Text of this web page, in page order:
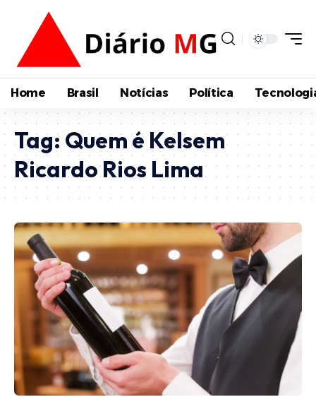
Home Brasil Notícias Política
Tag: Quem é Kelsem
Ricardo Rios Lima